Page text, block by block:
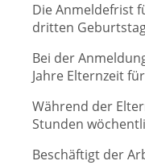
Die Anmeldefrist
dritten
Bei der
Jahre Elternzeit
Während der
Stunden
Beschäftigt der